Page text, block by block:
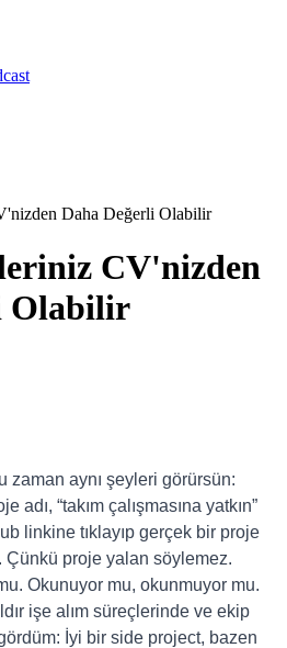
Daha Değerli Olabilir
CV'nizden
Olabilir
zaman aynı şeyleri görürsün:
“takım çalışmasına yatkın”
linkine tıklayıp gerçek bir proje
proje yalan söylemez.
Okunuyor mu, okunmuyor mu.
işe alım süreçlerinde ve ekip
İyi bir side project, bazen